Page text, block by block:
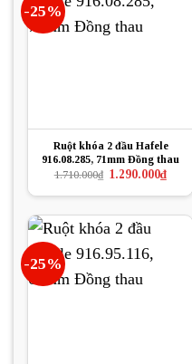
-25%
Ruột khóa 2 đầu Hafele
916.08.285, 71mm Đồng thau
1.710.000₫ Giá
là:
1.290.000₫Giá
hiện
tại
-25%